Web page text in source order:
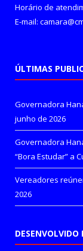
Horário de
E-mail:
ÚLTIMAS
Governadora
junho de 2026
Governadora
“Bora Estudar” a
Vereadores
2026
DESENVOLVIDO